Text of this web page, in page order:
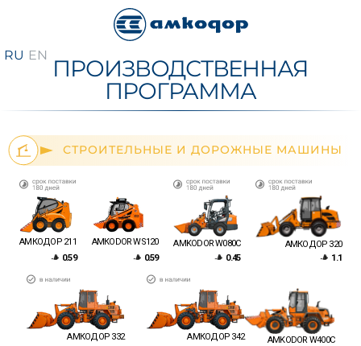
ПРОИЗВОДСТВЕННАЯ
ПРОГРАММА
СТРОИТЕЛЬНЫЕ И ДОРОЖНЫЕ МАШИНЫ
АМКОДОР 211
0.59
АМКОDOR WS120
0.59
AMKODOR W080C
0.45
АМКОДОР 320
1.1
АМКОДОР 332 АМКОДОР 342
AMKODOR W400C